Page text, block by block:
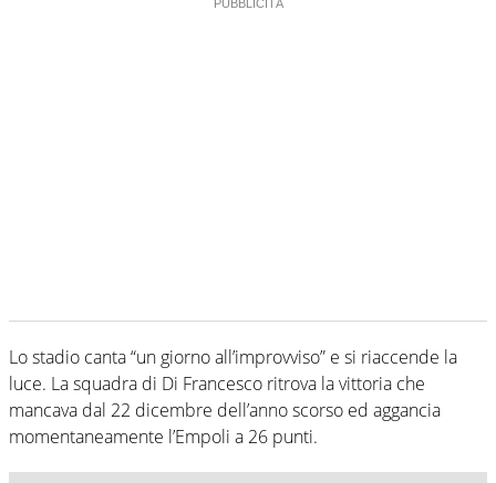
Lo stadio canta “un giorno all’improvviso” e si riaccende la
luce. La squadra di Di Francesco ritrova la vittoria che
mancava dal 22 dicembre dell’anno scorso ed aggancia
momentaneamente l’Empoli a 26 punti.